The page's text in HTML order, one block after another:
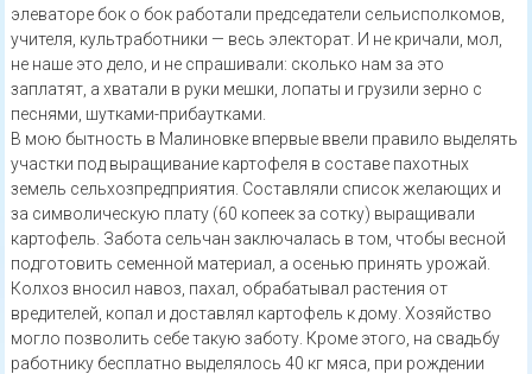
элеваторе бок о бок работали председатели сельисполкомов,
учителя, культработники — весь электорат. И не кричали, мол,
не наше это дело, и не спрашивали: сколько нам за это
заплатят, а хватали в руки мешки, лопаты и грузили зерно с
песнями, шутками-прибаутками.
В мою бытность в Малиновке впервые ввели правило выделять
участки под выращивание картофеля в составе пахотных
земель сельхозпредприятия. Составляли список желающих и
за символическую плату (60 копеек за сотку) выращивали
картофель. Забота сельчан заключалась в том, чтобы весной
подготовить семенной материал, а осенью принять урожай.
Колхоз вносил навоз, пахал, обрабатывал растения от
вредителей, копал и доставлял картофель к дому. Хозяйство
могло позволить себе такую заботу. Кроме этого, на свадьбу
работнику бесплатно выделялось 40 кг мяса, при рождении